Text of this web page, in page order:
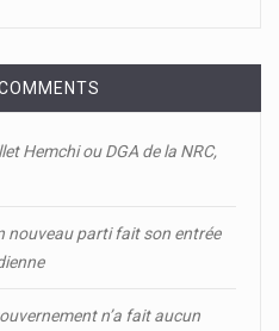
Hemchi ou DGA de la NRC,
nouveau parti fait son entrée
n’a fait aucun